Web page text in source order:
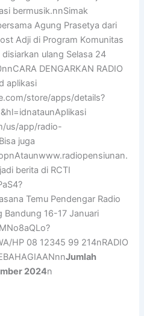
bermusik.nnSimak
Agung Prasetya dari
Adji di Program Komunitas
ulang Selasa 24
DENGARKAN RADIO
aplikasi
store/apps/details?
us/app/radio-
juga
berita di RCTI
Temu Pendengar Radio
Bandung 16-17 Januari
HP 08 12345 99 214nRADIO
Jumlah
2024n